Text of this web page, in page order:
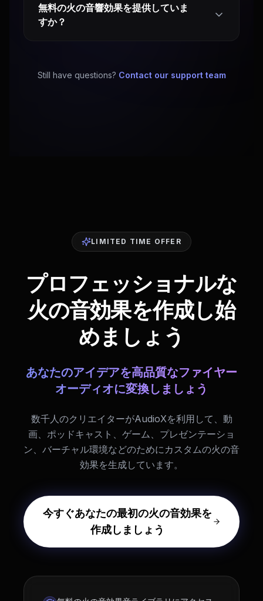
無料の火の音響効果を提供していま
すか？
Still have questions? Contact our support team
LIMITED TIME OFFER
プロフェッショナルな
火の音効果を作成し始
めましょう
あなたのアイデアを高品質なファイヤー
オーディオに変換しましょう
数千人のクリエイターがAudioXを利用して、動
画、ポッドキャスト、ゲーム、プレゼンテーショ
ン、バーチャル環境などのためにカスタムの火の音
効果を生成しています。
今すぐあなたの最初の火の音効果を
作成しましょう